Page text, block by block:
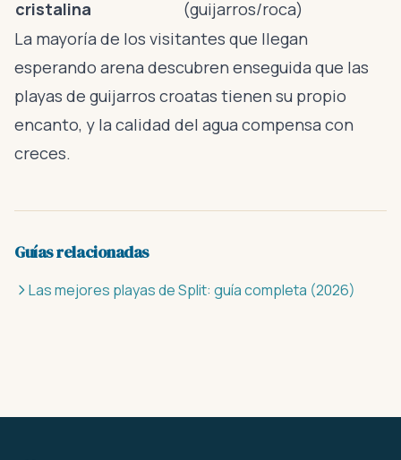
cristalina
(guijarros/roca)
La mayoría de los visitantes que llegan
esperando arena descubren enseguida que las
playas de guijarros croatas tienen su propio
encanto, y la calidad del agua compensa con
creces.
Guías relacionadas
Las mejores playas de Split: guía completa (2026)